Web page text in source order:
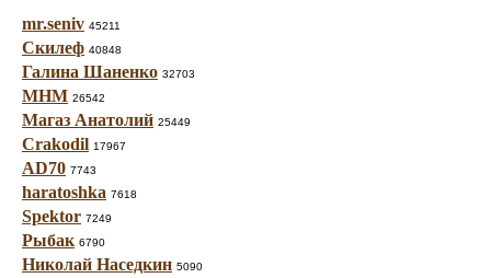
mr.seniv 45211
Скилеф 40848
Галина Шаненко 32703
МНМ 26542
Магаз Анатолий 25449
Crakodil 17967
AD70 7743
haratoshka 7618
Spektor 7249
Рыбак 6790
Николай Наседкин 5090